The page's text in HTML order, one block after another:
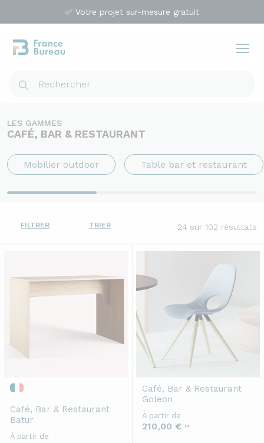
✅ Votre projet sur-mesure gratuit
LES GAMMES
CAFÉ, BAR & RESTAURANT
Mobilier outdoor Table bar et restaurant
FILTRER TRIER 24 sur 102 résultats
Café, Bar & Restaurant
Batur
À partir de
Café, Bar & Restaurant
Goleon
À partir de
210,00 € HT